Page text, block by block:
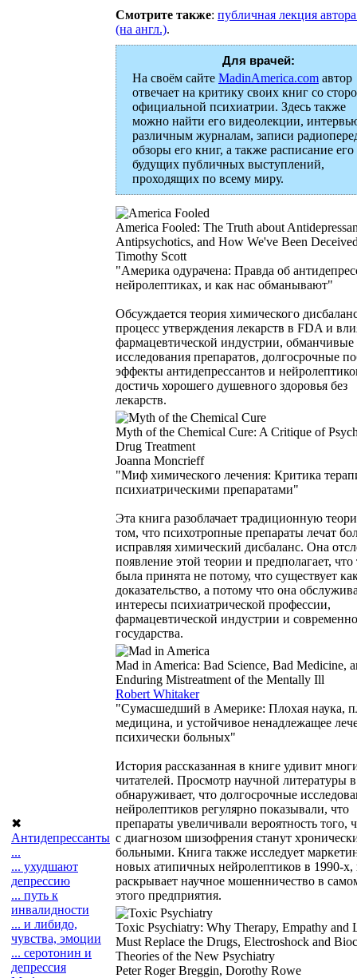
✖
Антидепрессанты
...
... ухудшают
депрессию
... путь к
инвалидности
... и либидо,
чувства, эмоции
... серотонин и
депрессия
Смотрите также: публичная лекция
(на англ.).
Для врачей:
На своём сайте MadinAmerica.com автор
отвечает на критику своих книг со
официальной психиатрии. Здесь также
можно найти его видеолекции,
различным журналам, записи
обзоры его книг, а также расписание его
будущих публичных выступлений,
проходящих по всему миру.
America Fooled: The Truth about
Antipsychotics, and How We've Been
Timothy Scott
"Америка одурачена: Правда об
нейролептиках, и как нас обманывают"
Обсуждается теория химического
процесс утверждения лекарств в FDA и
фармацевтической индустрии, обманчивые
исследования препаратов, долгосрочные
эффекты антидепрессантов и
достичь хорошего душевного здоровья без
лекарств.
Myth of the Chemical Cure: A Critique of
Drug Treatment
Joanna Moncrieff
"Миф химического лечения: Критика
психиатрическими препаратами"
Эта книга разоблачает традиционную
том, что психотропные препараты лечат
исправляя химический дисбаланс. Она
появление этой теории и предполагает, что
была принята не потому, что существует
доказательство, а потому что она
интересы психиатрической профессии,
фармацевтической индустрии и
государства.
Mad in America: Bad Science, Bad Medicine,
Enduring Mistreatment of the Mentally Ill
Robert Whitaker
"Сумасшедший в Америке: Плохая наука,
медицина, и устойчивое ненадлежащее
психически больных"
История рассказанная в книге удивит
читателей. Просмотр научной литературы
обнаруживает, что долгосрочные
нейролептиков регулярно показывали, что
препараты увеличивали вероятность того,
с диагнозом шизофрения станут
больными. Книга также исследует
новых атипичных нейролептиков в 1990-х,
раскрывает научное мошенничество в
этого предприятия.
Toxic Psychiatry: Why Therapy, Empathy and
Must Replace the Drugs, Electroshock and
Theories of the New Psychiatry
Peter Roger Breggin, Dorothy Rowe